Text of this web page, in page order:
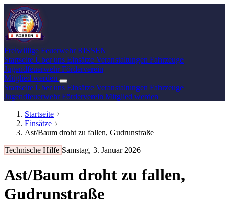
Freiwillige Feuerwehr RISSEN
Startseite Über uns Einsätze Veranstaltungen Fahrzeuge
JugendfeuerwehrFörderverein
Mitglied werden
Startseite Über uns Einsätze Veranstaltungen Fahrzeuge
JugendfeuerwehrFörderverein Mitglied werden
Startseite
Einsätze
Ast/Baum droht zu fallen, Gudrunstraße
Technische Hilfe Samstag, 3. Januar 2026
Ast/Baum droht zu fallen,
Gudrunstraße